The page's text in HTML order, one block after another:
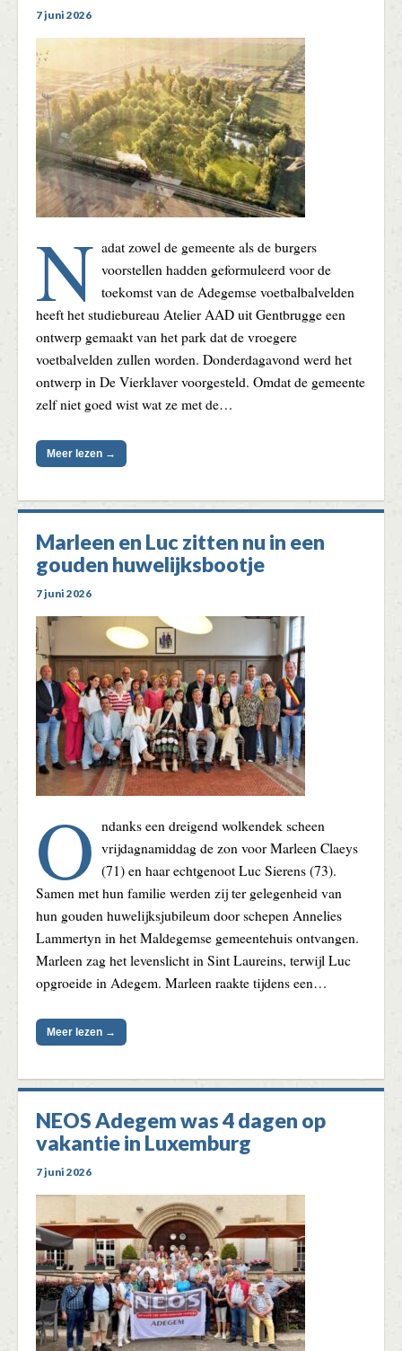
7 juni 2026
N adat zowel de gemeente als de burgers
voorstellen hadden geformuleerd voor de
toekomst van de Adegemse voetbalbalvelden
heeft het studiebureau Atelier AAD uit Gentbrugge een
ontwerp gemaakt van het park dat de vroegere
voetbalvelden zullen worden. Donderdagavond werd het
ontwerp in De Vierklaver voorgesteld. Omdat de gemeente
zelf niet goed wist wat ze met de…
Meer lezen →
Marleen en Luc zitten nu in een
gouden huwelijksbootje
7 juni 2026
O ndanks een dreigend wolkendek scheen
vrijdagnamiddag de zon voor Marleen Claeys
(71) en haar echtgenoot Luc Sierens (73).
Samen met hun familie werden zij ter gelegenheid van
hun gouden huwelijksjubileum door schepen Annelies
Lammertyn in het Maldegemse gemeentehuis ontvangen.
Marleen zag het levenslicht in Sint Laureins, terwijl Luc
opgroeide in Adegem. Marleen raakte tijdens een…
Meer lezen →
NEOS Adegem was 4 dagen op
vakantie in Luxemburg
7 juni 2026